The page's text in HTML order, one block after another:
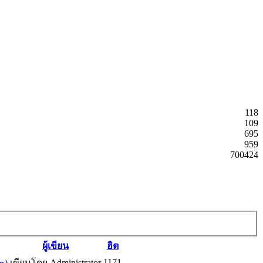
118
109
695
959
700424
ผู้เขียน
ฮิต